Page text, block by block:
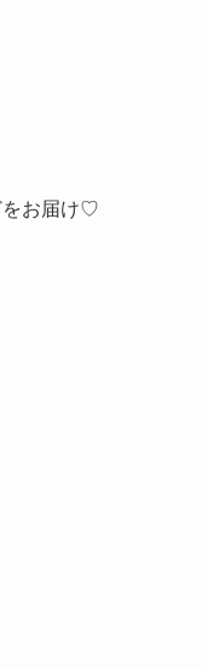
をお届け♡